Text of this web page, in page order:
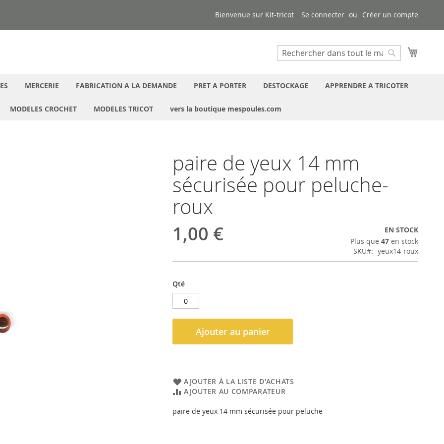
Bienvenue sur Kit-tricot Se connecter Créer un compte
Chercher
MERCERIE FABRICATION A LA DEMANDE PRET A PORTER DESTOCKAGE APPRENDRE A TRICOTER
MODELES CROCHET MODELES TRICOT vers la boutique mespoules.com
paire de yeux 14 mm
sécurisée pour peluche-
roux
1,00 €
EN STOCK
Plus que 47 en stock
SKU
yeux14-roux
Qté
Ajouter au panier
AJOUTER À LA LISTE D'ACHATS
AJOUTER AU COMPARATEUR
paire de yeux 14 mm sécurisée pour peluche